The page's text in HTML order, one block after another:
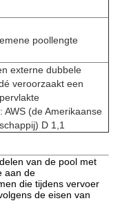
poollengte
externe dubbele
veroorzaakt een
AWS (de Amerikaanse
D 1,1
van de pool met
aan de
die tijdens vervoer
de eisen van